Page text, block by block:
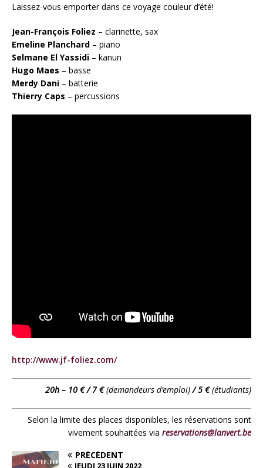
Laissez-vous emporter dans ce voyage couleur d’été!
Jean-François Foliez – clarinette, sax
Emeline Planchard – piano
Selmane El Yassidi – kanun
Hugo Maes – basse
Merdy Dani – batterie
Thierry Caps – percussions
http://www.jf-foliez.com/
20h – 10 € / 7 €(demandeurs d’emploi) / 5 €(étudiants)
Selon la limite des places disponibles, les réservations sont
vivement souhaitées via reservations@lanvert.be
PRÉCÉDENT
JEUDI 23 JUIN 2022